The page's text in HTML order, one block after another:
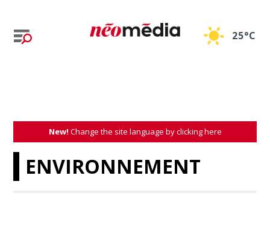
25°C
New! Change the site language by clicking here
ENVIRONNEMENT